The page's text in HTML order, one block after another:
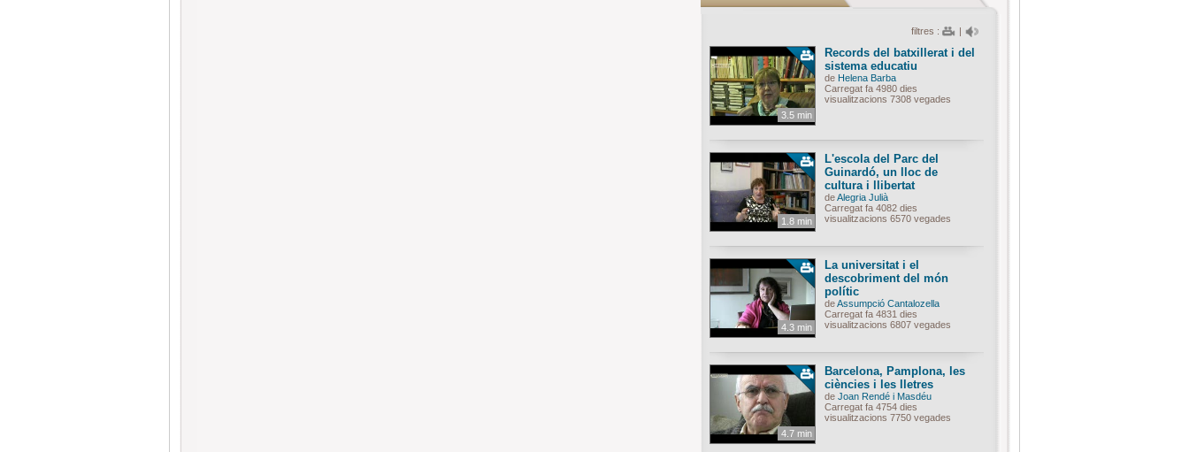
filtres : |
3.5 min
Records del batxillerat i del
sistema educatiu
de Helena Barba
Carregat fa 4980 dies
visualitzacions 7308 vegades
1.8 min
L'escola del Parc del
Guinardó, un lloc de
cultura i llibertat
deAlegria Julià
Carregat fa 4082 dies
visualitzacions 6570 vegades
4.3 min
La universitat i el
descobriment del món
polític
deAssumpció Cantalozella
Carregat fa 4831 dies
visualitzacions 6807 vegades
4.7 min
Barcelona, Pamplona, les
ciències i les lletres
de Joan Rendé i Masdéu
Carregat fa 4754 dies
visualitzacions 7750 vegades